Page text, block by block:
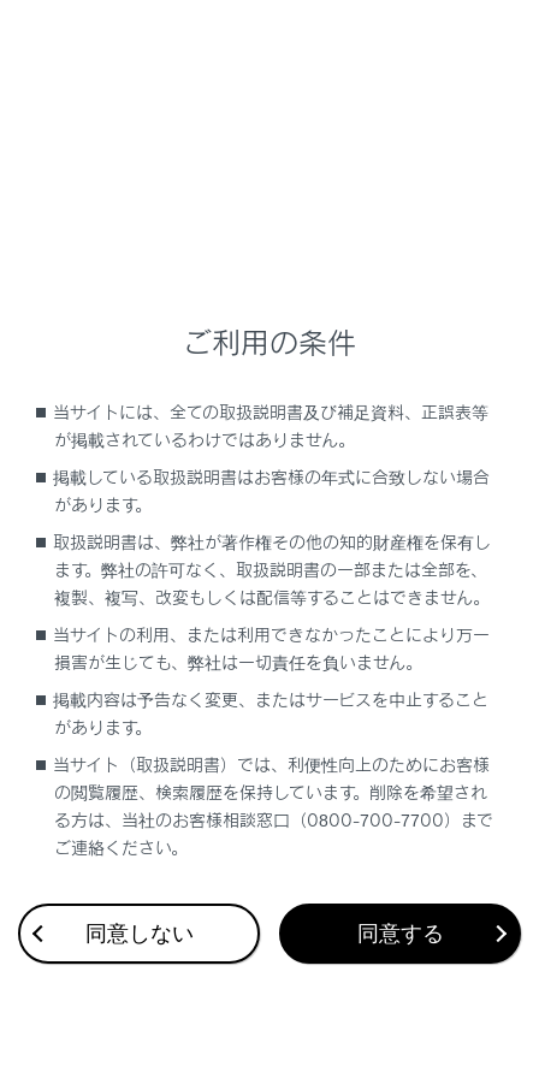
SRSエアバッグは乗員に重大な危害がおよぶような強い
衝撃を受けたときにふくらみ、シートベルトが体を拘束
SRSエアバッグシステム
合わせて見られているページ
チャイルドシート（コンバーチブル）
アクティブロールバー（コンバーチブル）
ハイブリッドシステムの特徴（LC500h）
このページは役に立ちましたか？
ご利用の条件
当サイトには、全ての取扱説明書及び補足資料、正誤表等
が掲載されているわけではありません。
掲載している取扱説明書はお客様の年式に合致しない場合
があります。
取扱説明書は、弊社が著作権その他の知的財産権を保有し
ます。弊社の許可なく、取扱説明書の一部または全部を、
複製、複写、改変もしくは配信等することはできません。
当サイトの利用、または利用できなかったことにより万一
損害が生じても、弊社は一切責任を負いません。
掲載内容は予告なく変更、またはサービスを中止すること
があります。
当サイト（取扱説明書）では、利便性向上のためにお客様
の閲覧履歴、検索履歴を保持しています。削除を希望され
る方は、当社のお客様相談窓口（0800-700-7700）まで
ご連絡ください。
同意しない 同意する